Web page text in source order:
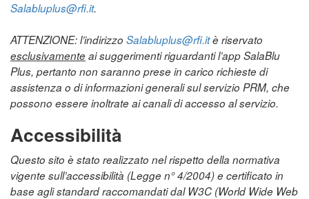
Salabluplus@rfi.it.
ATTENZIONE: l’indirizzo Salabluplus@rfi.itè riservato
esclusivamenteai suggerimenti riguardanti l’app SalaBlu
Plus, pertanto non saranno prese in carico richieste di
assistenza o di informazioni generali sul servizio PRM, che
possono essere inoltrate ai canali di accesso al servizio.
Accessibilità
Questo sito è stato realizzato nel rispetto della normativa
vigente sull’accessibilità (Legge n° 4/2004) e certificato in
base agli standard raccomandati dal W3C (World Wide Web